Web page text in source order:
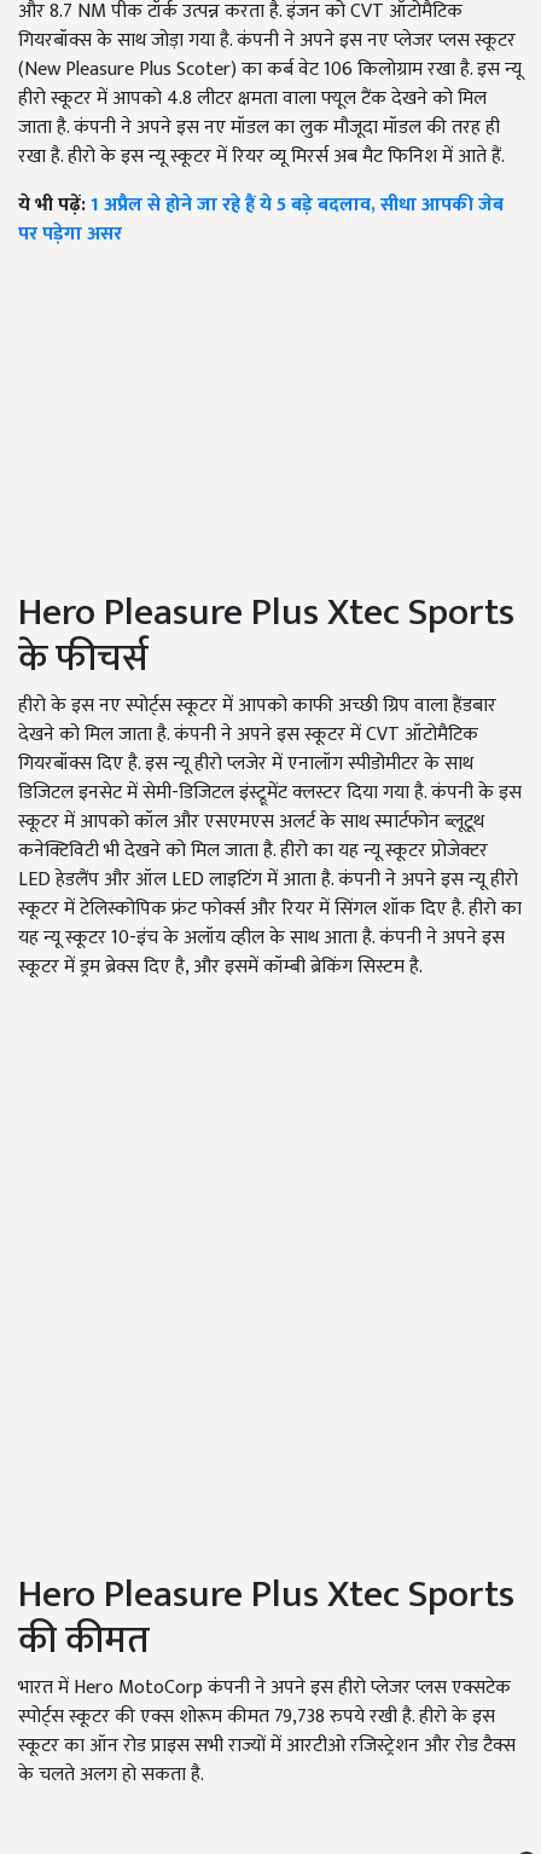
और 8.7 NM पीक टॉर्क उत्पन्न करता है. इंजन को CVT ऑटोमैटिक
गियरबॉक्स के साथ जोड़ा गया है. कंपनी ने अपने इस नए प्लेजर प्लस स्कूटर
(New Pleasure Plus Scoter) का कर्ब वेट 106 किलोग्राम रखा है. इस न्यू
हीरो स्कूटर में आपको 4.8 लीटर क्षमता वाला फ्यूल टैंक देखने को मिल
जाता है. कंपनी ने अपने इस नए मॉडल का लुक मौजूदा मॉडल की तरह ही
रखा है. हीरो के इस न्यू स्कूटर में रियर व्यू मिरर्स अब मैट फिनिश में आते हैं.
ये भी पढ़ें:1 अप्रैल से होने जा रहे हैं ये 5 बड़े बदलाव, सीधा आपकी जेब
पर पड़ेगा असर
Hero Pleasure Plus Xtec Sports
के फीचर्स
हीरो के इस नए स्पोर्ट्स स्कूटर में आपको काफी अच्छी ग्रिप वाला हैंडबार
देखने को मिल जाता है. कंपनी ने अपने इस स्कूटर में CVT ऑटोमैटिक
गियरबॉक्स दिए है. इस न्यू हीरो प्लजेर में एनालॉग स्पीडोमीटर के साथ
डिजिटल इनसेट में सेमी-डिजिटल इंस्ट्रूमेंट क्लस्टर दिया गया है. कंपनी के इस
स्कूटर में आपको कॉल और एसएमएस अलर्ट के साथ स्मार्टफोन ब्लूटूथ
कनेक्टिविटी भी देखने को मिल जाता है. हीरो का यह न्यू स्कूटर प्रोजेक्टर
LED हेडलैंप और ऑल LED लाइटिंग में आता है. कंपनी ने अपने इस न्यू हीरो
स्कूटर में टेलिस्कोपिक फ्रंट फोर्क्स और रियर में सिंगल शॉक दिए है. हीरो का
यह न्यू स्कूटर 10-इंच के अलॉय व्हील के साथ आता है. कंपनी ने अपने इस
स्कूटर में ड्रम ब्रेक्स दिए है, और इसमें कॉम्बी ब्रेकिंग सिस्टम है.
Hero Pleasure Plus Xtec Sports
की कीमत
भारत में Hero MotoCorp कंपनी ने अपने इस हीरो प्लेजर प्लस एक्सटेक
स्पोर्ट्स स्कूटर की एक्स शोरूम कीमत 79,738 रुपये रखी है. हीरो के इस
स्कूटर का ऑन रोड प्राइस सभी राज्यों में आरटीओ रजिस्ट्रेशन और रोड टैक्स
के चलते अलग हो सकता है.